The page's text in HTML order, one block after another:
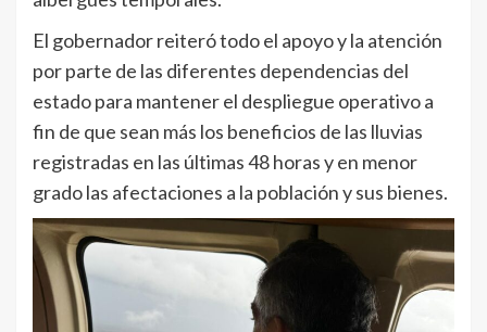
El gobernador reiteró todo el apoyo y la atención
por parte de las diferentes dependencias del
estado para mantener el despliegue operativo a
fin de que sean más los beneficios de las lluvias
registradas en las últimas 48 horas y en menor
grado las afectaciones a la población y sus bienes.